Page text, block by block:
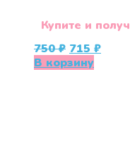
Купите и
750₽
цена
715 ₽
В корзину